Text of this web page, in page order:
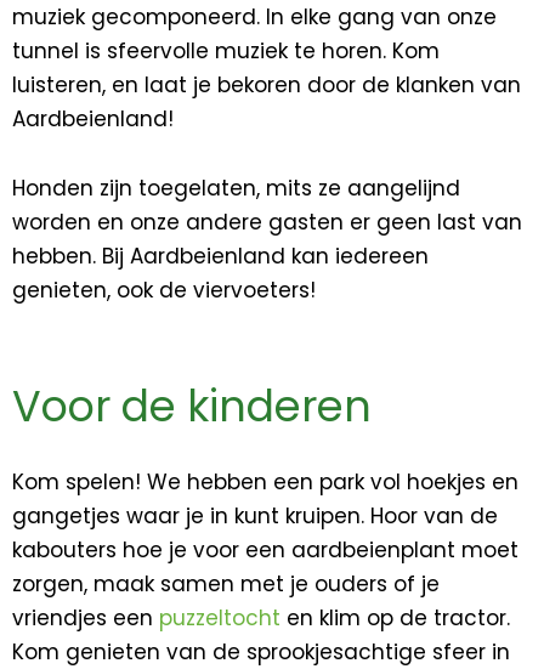
muziek gecomponeerd. In elke gang van onze
tunnel is sfeervolle muziek te horen. Kom
luisteren, en laat je bekoren door de klanken van
Aardbeienland!
Honden zijn toegelaten, mits ze aangelijnd
worden en onze andere gasten er geen last van
hebben. Bij Aardbeienland kan iedereen
genieten, ook de viervoeters!
Voor de kinderen
Kom spelen! We hebben een park vol hoekjes en
gangetjes waar je in kunt kruipen. Hoor van de
kabouters hoe je voor een aardbeienplant moet
zorgen, maak samen met je ouders of je
vriendjes een puzzeltocht en klim op de tractor.
Kom genieten van de sprookjesachtige sfeer in